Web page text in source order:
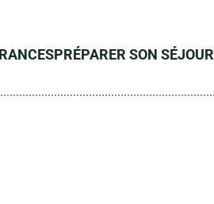
PRÉPARER SON SÉJOUR